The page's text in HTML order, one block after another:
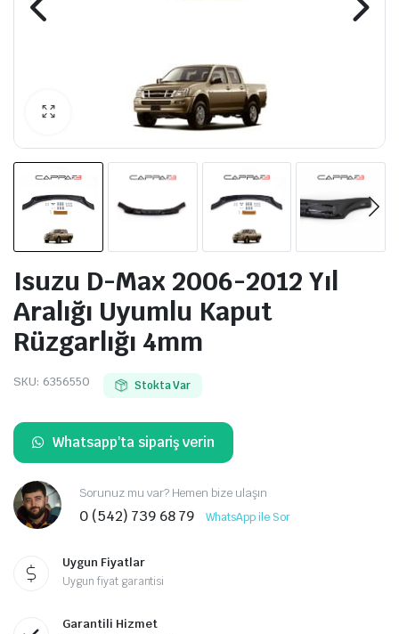
Isuzu D-Max 2006-2012 Yıl
Aralığı Uyumlu Kaput
Rüzgarlığı 4mm
SKU: 6356550 Stokta Var
Whatsapp'ta sipariş verin
Sorunuz mu var? Hemen bize ulaşın
0 (542) 739 68 79 WhatsApp ile Sor
Uygun Fiyatlar
Uygun fiyat garantisi
Garantili Hizmet